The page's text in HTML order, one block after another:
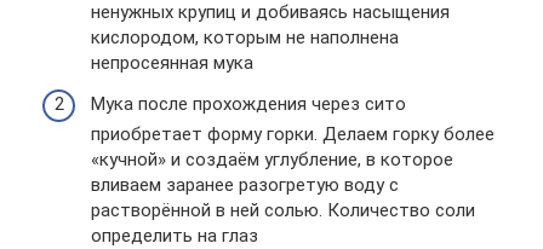
ненужных крупиц и добиваясь насыщения
кислородом, которым не наполнена
непросеянная мука
Мука после прохождения через сито
приобретает форму горки. Делаем горку более
«кучной» и создаём углубление, в которое
вливаем заранее разогретую воду с
растворённой в ней солью. Количество соли
определить на глаз